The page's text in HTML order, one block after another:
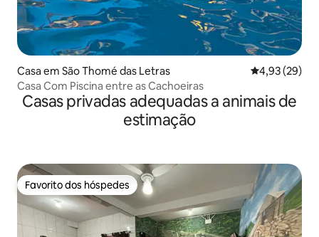
Casa em São Thomé das Letras Classificação
4,93 (29)
Casa Com Piscina entre as Cachoeiras
Casas privadas adequadas a animais de
estimação
Favorito dos hóspedes
Favorito dos hóspedes